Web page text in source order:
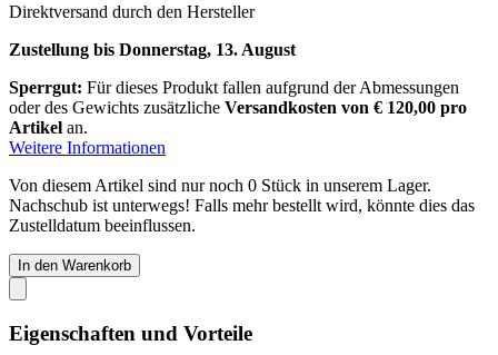
Direktversand durch den Hersteller
Zustellung bis Donnerstag, 13. August
Sperrgut: Für dieses Produkt fallen aufgrund der Abmessungen
oder des Gewichts zusätzliche Versandkosten von € 120,00 pro
Artikel an.
Weitere Informationen
Von diesem Artikel sind nur noch 0 Stück in unserem Lager.
Nachschub ist unterwegs! Falls mehr bestellt wird, könnte dies das
Zustelldatum beeinflussen.
In den Warenkorb
Eigenschaften und Vorteile